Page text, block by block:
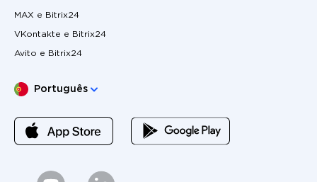
MAX e Bitrix24
VKontakte e Bitrix24
Avito e Bitrix24
Escolha o seu idioma
Português